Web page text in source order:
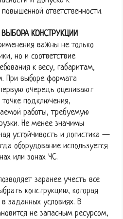
ответственности.
ВЫБОРА КОНСТРУКЦИИ
важны не только
но и соответствие
к весу, габаритам,
При выборе формата
очередь оценивают
подключения,
работы, требуемую
Не менее значимы
устойчивость и логистика —
оборудование используется
или зонах ЧС.
заранее учесть все
конструкцию, которая
заданных условиях. В
не запасным ресурсом,